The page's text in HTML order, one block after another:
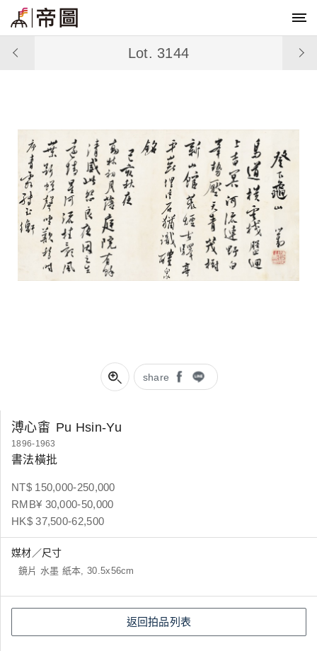
share
Lot. 3144
溥心畬 Pu Hsin-Yu
1896-1963
書法橫批
NT$ 150,000-250,000
RMB¥ 30,000-50,000
HK$ 37,500-62,500
媒材／尺寸
鏡片 水墨 紙本, 30.5x56cm
返回拍品列表